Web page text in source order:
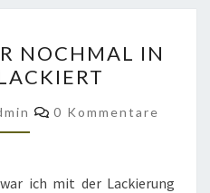
250
SHELTER
NOCHMAL
IN
LACKIERT
NOCHMAL IN
Kommentare
0 Kommentare
ich mit der Lackierung